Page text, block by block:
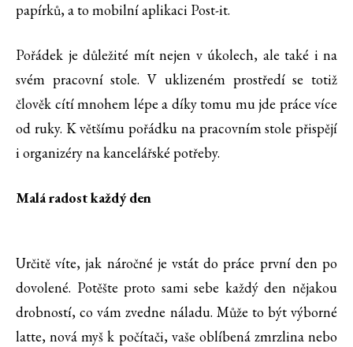
papírků, a to mobilní aplikaci Post-it.
Pořádek je důležité mít nejen v úkolech, ale také i na
svém pracovní stole. V uklizeném prostředí se totiž
člověk cítí mnohem lépe a díky tomu mu jde práce více
od ruky. K většímu pořádku na pracovním stole přispějí
i organizéry na kancelářské potřeby.
Malá radost každý den
Určitě víte, jak náročné je vstát do práce první den po
dovolené. Potěšte proto sami sebe každý den nějakou
drobností, co vám zvedne náladu. Může to být výborné
latte, nová myš k počítači, vaše oblíbená zmrzlina nebo